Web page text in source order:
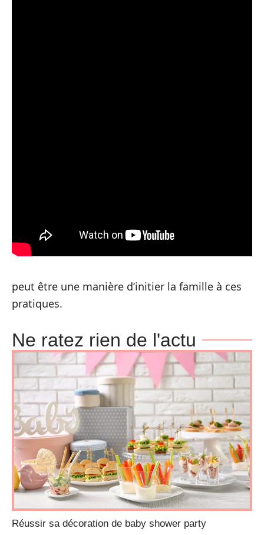
peut être une manière d’initier la famille à ces
pratiques.
Ne ratez rien de l'actu
Réussir sa décoration de baby shower party